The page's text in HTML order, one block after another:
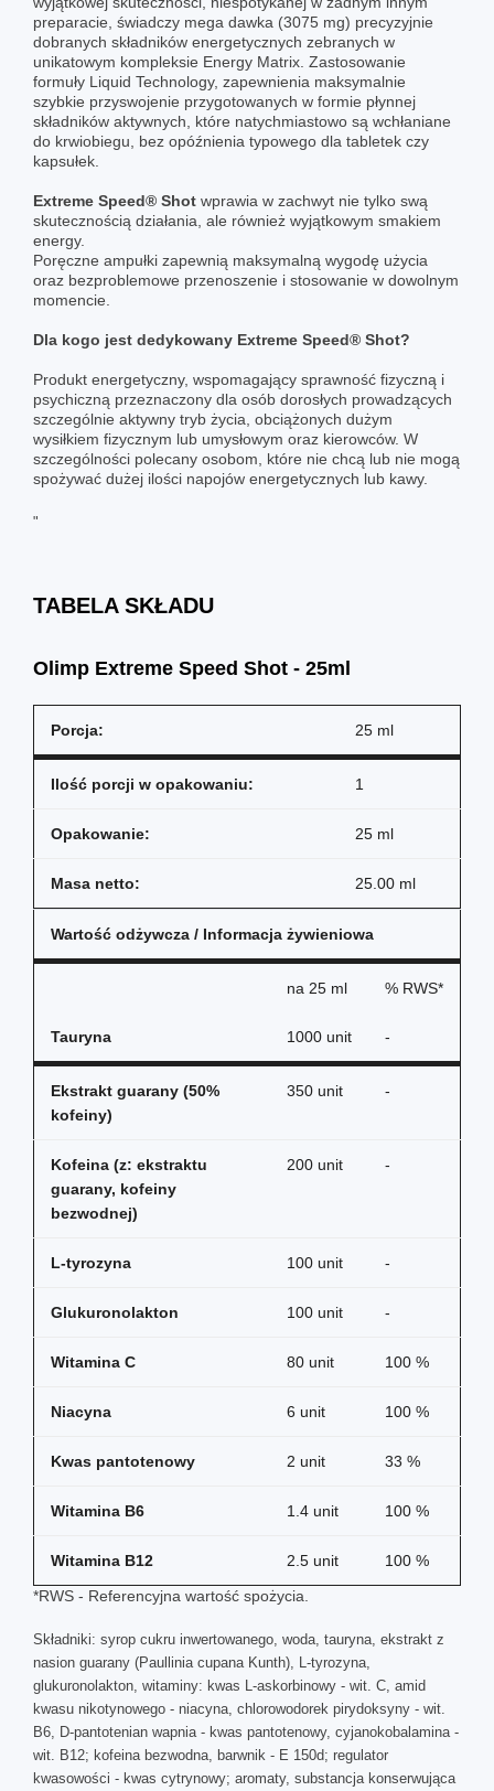
preparacie, świadczy mega dawka (3075 mg) precyzyjnie
dobranych składników energetycznych zebranych w
unikatowym kompleksie Energy Matrix. Zastosowanie
formuły Liquid Technology, zapewnienia maksymalnie
szybkie przyswojenie przygotowanych w formie płynnej
składników aktywnych, które natychmiastowo są wchłaniane
do krwiobiegu, bez opóźnienia typowego dla tabletek czy
kapsułek.
Extreme Speed® Shot wprawia w zachwyt nie tylko swą
skutecznością działania, ale również wyjątkowym smakiem
energy.
Poręczne ampułki zapewnią maksymalną wygodę użycia
oraz bezproblemowe przenoszenie i stosowanie w dowolnym
momencie.
Dla kogo jest dedykowany Extreme Speed® Shot?
Produkt energetyczny, wspomagający sprawność fizyczną i
psychiczną przeznaczony dla osób dorosłych prowadzących
szczególnie aktywny tryb życia, obciążonych dużym
wysiłkiem fizycznym lub umysłowym oraz kierowców. W
szczególności polecany osobom, które nie chcą lub nie mogą
spożywać dużej ilości napojów energetycznych lub kawy.
"
TABELA SKŁADU
Olimp Extreme Speed Shot - 25ml
Porcja: 25 ml
Ilość porcji w opakowaniu: 1
Opakowanie: 25 ml
Masa netto: 25.00 ml
Wartość odżywcza / Informacja żywieniowa
na 25 ml % RWS*
Tauryna 1000 unit -
Ekstrakt guarany (50%
kofeiny)
350 unit -
Kofeina (z: ekstraktu
guarany, kofeiny
bezwodnej)
200 unit -
L-tyrozyna 100 unit -
Glukuronolakton 100 unit -
Witamina C 80 unit 100 %
Niacyna 6 unit 100 %
Kwas pantotenowy 2 unit 33 %
Witamina B6 1.4 unit 100 %
Witamina B12 2.5 unit
100 %
*RWS - Referencyjna wartość spożycia.
Składniki: syrop cukru inwertowanego, woda, tauryna, ekstrakt z
nasion guarany (Paullinia cupana Kunth), L-tyrozyna,
glukuronolakton, witaminy: kwas L-askorbinowy - wit. C, amid
kwasu nikotynowego - niacyna, chlorowodorek pirydoksyny - wit.
B6, D-pantotenian wapnia - kwas pantotenowy, cyjanokobalamina -
wit. B12; kofeina bezwodna, barwnik - E 150d; regulator
kwasowości - kwas cytrynowy; aromaty, substancja konserwująca